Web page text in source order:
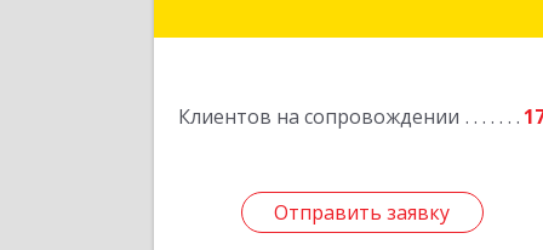
Клиентов на сопровождении
Отправить заявку
Отправить заявку